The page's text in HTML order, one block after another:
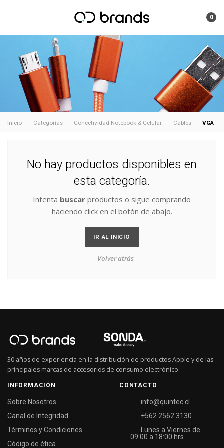
0
Inicio Categorías Conectividad Notebook & Celular Cables VGA
No hay productos disponibles en
esta categoría.
Intenta buscar productos o sigue comprando
haciendo click en el botón de abajo.
IR AL INICIO
Volver atrás
30 años de experiencia en la distribución de productos Apple y de las
principales marcas de accesorios de consumo electrónico.
INFORMACIÓN
Sobre Nosotros
Canal de Integridad
Términos y Condiciones
Código de ética
CONTACTO
info@quintec.cl
+562 2562 3130
Lunes a Viernes de
09:00 a 18:00 hrs.